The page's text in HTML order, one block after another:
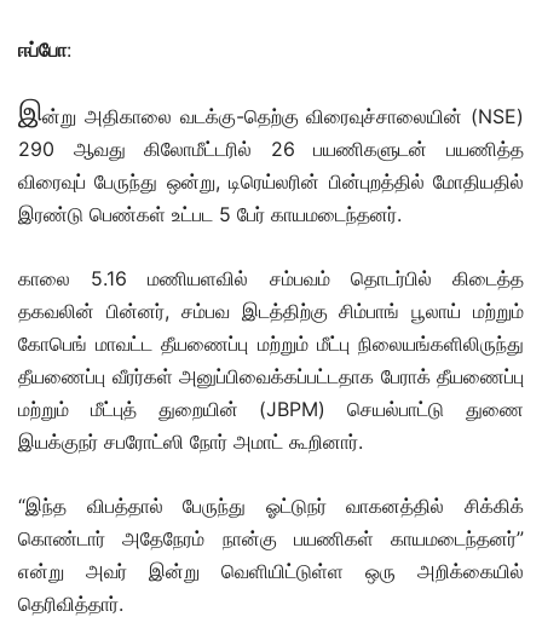
ஈப்போ:
இன்று அதிகாலை வடக்கு-தெற்கு விரைவுச்சாலையின் (NSE)
290 ஆவது கிலோமீட்டரில் 26 பயணிகளுடன் பயணித்த
விரைவுப் பேருந்து ஒன்று, டிரெய்லரின் பின்புறத்தில் மோதியதில்
இரண்டு பெண்கள் உட்பட 5 பேர் காயமடைந்தனர்.
காலை 5.16 மணியளவில் சம்பவம் தொடர்பில் கிடைத்த
தகவலின் பின்னர், சம்பவ இடத்திற்கு சிம்பாங் பூலாய் மற்றும்
கோபெங் மாவட்ட தீயணைப்பு மற்றும் மீட்பு நிலையங்களிலிருந்து
தீயணைப்பு வீரர்கள் அனுப்பிவைக்கப்பட்டதாக பேராக் தீயணைப்பு
மற்றும் மீட்புத் துறையின் (JBPM) செயல்பாட்டு துணை
இயக்குநர் சபரோட்ஸி நோர் அமாட் கூறினார்.
“இந்த விபத்தால் பேருந்து ஓட்டுநர் வாகனத்தில் சிக்கிக்
கொண்டார் அதேநேரம் நான்கு பயணிகள் காயமடைந்தனர்”
என்று அவர் இன்று வெளியிட்டுள்ள ஒரு அறிக்கையில்
தெரிவித்தார்.